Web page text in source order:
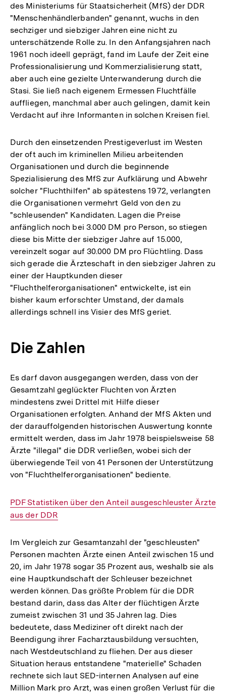
des Ministeriums für Staatsicherheit (MfS) der DDR
"Menschenhändlerbanden" genannt, wuchs in den
sechziger und siebziger Jahren eine nicht zu
unterschätzende Rolle zu. In den Anfangsjahren nach
1961 noch ideell geprägt, fand im Laufe der Zeit eine
Professionalisierung und Kommerzialisierung statt,
aber auch eine gezielte Unterwanderung durch die
Stasi. Sie ließ nach eigenem Ermessen Fluchtfälle
auffliegen, manchmal aber auch gelingen, damit kein
Verdacht auf ihre Informanten in solchen Kreisen fiel.
Durch den einsetzenden Prestigeverlust im Westen
der oft auch im kriminellen Milieu arbeitenden
Organisationen und durch die beginnende
Spezialisierung des MfS zur Aufklärung und Abwehr
solcher "Fluchthilfen" ab spätestens 1972, verlangten
die Organisationen vermehrt Geld von den zu
"schleusenden" Kandidaten. Lagen die Preise
anfänglich noch bei 3.000 DM pro Person, so stiegen
diese bis Mitte der siebziger Jahre auf 15.000,
vereinzelt sogar auf 30.000 DM pro Flüchtling. Dass
sich gerade die Ärzteschaft in den siebziger Jahren zu
einer der Hauptkunden dieser
"Fluchthelferorganisationen" entwickelte, ist ein
bisher kaum erforschter Umstand, der damals
allerdings schnell ins Visier des MfS geriet.
Die Zahlen
Es darf davon ausgegangen werden, dass von der
Gesamtzahl geglückter Fluchten von Ärzten
mindestens zwei Drittel mit Hilfe dieser
Organisationen erfolgten. Anhand der MfS Akten und
der darauffolgenden historischen Auswertung konnte
ermittelt werden, dass im Jahr 1978 beispielsweise 58
Ärzte "illegal" die DDR verließen, wobei sich der
überwiegende Teil von 41 Personen der Unterstützung
von "Fluchthelferorganisationen" bediente.
Interner
Link:
PDF Statistiken über den Anteil ausgeschleuster Ärzte
aus der DDR
Im Vergleich zur Gesamtanzahl der "geschleusten"
Personen machten Ärzte einen Anteil zwischen 15 und
20, im Jahr 1978 sogar 35 Prozent aus, weshalb sie als
eine Hauptkundschaft der Schleuser bezeichnet
werden können. Das größte Problem für die DDR
bestand darin, dass das Alter der flüchtigen Ärzte
zumeist zwischen 31 und 35 Jahren lag. Dies
bedeutete, dass Mediziner oft direkt nach der
Beendigung ihrer Facharztausbildung versuchten,
nach Westdeutschland zu fliehen. Der aus dieser
Situation heraus entstandene "materielle" Schaden
rechnete sich laut SED-internen Analysen auf eine
Million Mark pro Arzt, was einen großen Verlust für die